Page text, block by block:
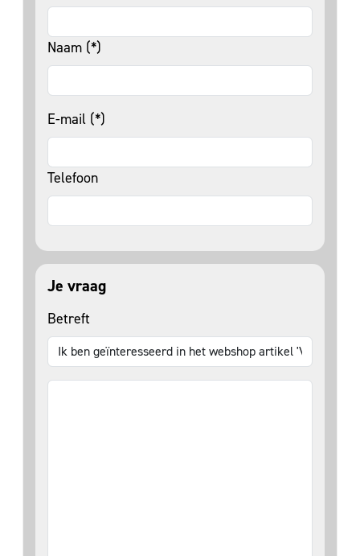
Naam (*)
E-mail (*)
Telefoon
Je vraag
Betreft